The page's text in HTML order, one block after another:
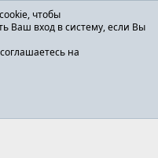
чтобы
Ваш вход в систему, если Вы
на